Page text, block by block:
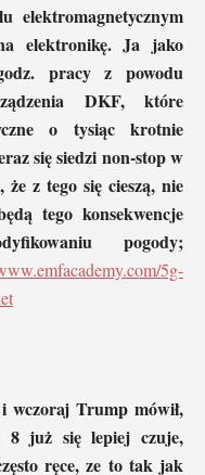
elektronikę. Ja jako
pracy z powodu
DKF, które
o tysiąc krotnie
się siedzi non-stop w
z tego się cieszą, nie
tego konsekwencje
pogody;
5g-
wczoraj Trump mówił,
już się lepiej czuje,
ręce, ze to tak jak